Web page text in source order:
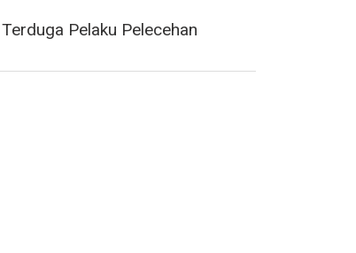
Pelaku Pelecehan